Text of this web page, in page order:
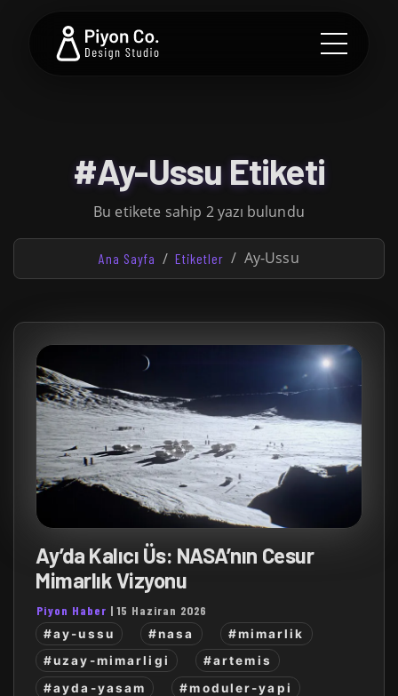
#Ay-Ussu Etiketi
Bu etikete sahip 2 yazı bulundu
Ana Sayfa Etiketler Ay-Ussu
Ay’da Kalıcı Üs: NASA’nın Cesur
Mimarlık Vizyonu
Piyon Haber |15 Haziran 2026
#ay-ussu #nasa
#mimarlik
#uzay-mimarligi
#artemis
#ayda-yasam
#moduler-yapi